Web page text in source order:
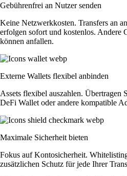
Gebührenfrei an Nutzer senden
Keine Netzwerkkosten. Transfers an
erfolgen sofort und kostenlos. Andere
können anfallen.
Externe Wallets flexibel anbinden
Assets flexibel auszahlen. Übertragen
DeFi Wallet oder andere kompatible
Maximale Sicherheit bieten
Fokus auf Kontosicherheit.
zusätzlichen Schutz für jede Ihrer